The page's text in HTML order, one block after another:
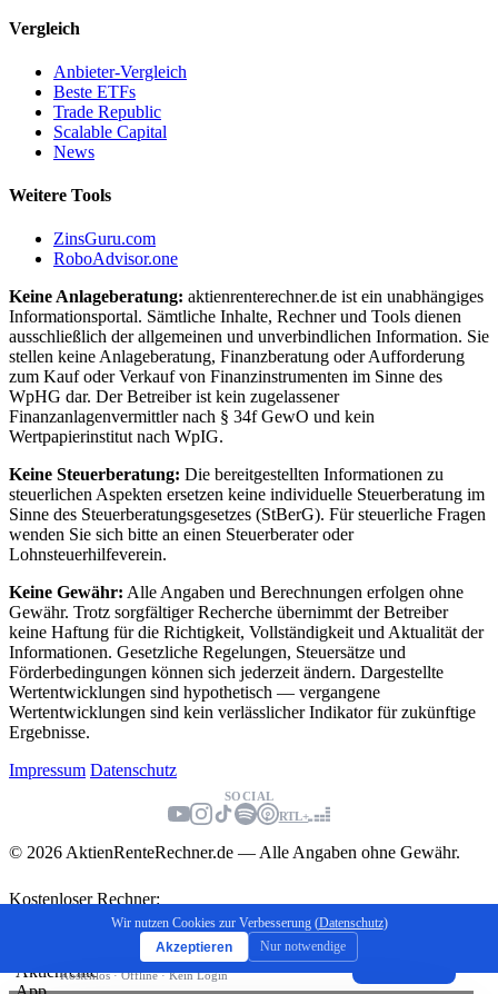
Vergleich
Anbieter-Vergleich
Beste ETFs
Trade Republic
Scalable Capital
News
Weitere Tools
ZinsGuru.com
RoboAdvisor.one
Keine Anlageberatung: aktienrenterechner.de ist ein unabhängiges
Informationsportal. Sämtliche Inhalte, Rechner und Tools dienen
ausschließlich der allgemeinen und unverbindlichen Information. Sie
stellen keine Anlageberatung, Finanzberatung oder Aufforderung
zum Kauf oder Verkauf von Finanzinstrumenten im Sinne des
WpHG dar. Der Betreiber ist kein zugelassener
Finanzanlagenvermittler nach § 34f GewO und kein
Wertpapierinstitut nach WpIG.
Keine Steuerberatung: Die bereitgestellten Informationen zu
steuerlichen Aspekten ersetzen keine individuelle Steuerberatung im
Sinne des Steuerberatungsgesetzes (StBerG). Für steuerliche Fragen
wenden Sie sich bitte an einen Steuerberater oder
Lohnsteuerhilfeverein.
Keine Gewähr: Alle Angaben und Berechnungen erfolgen ohne
Gewähr. Trotz sorgfältiger Recherche übernimmt der Betreiber
keine Haftung für die Richtigkeit, Vollständigkeit und Aktualität der
Informationen. Gesetzliche Regelungen, Steuersätze und
Förderbedingungen können sich jederzeit ändern. Dargestellte
Wertentwicklungen sind hypothetisch — vergangene
Wertentwicklungen sind kein verlässlicher Indikator für zukünftige
Ergebnisse.
Impressum Datenschutz
SOCIAL
RTL+
© 2026 AktienRenteRechner.de — Alle Angaben ohne Gewähr.
Wir nutzen Cookies zur Verbesserung (Datenschutz)
Akzeptieren
Nur notwendige
Kostenloser Rechner:
Endkapital berechnen
⇧
Aktienrente App
Kostenlos · Offline · Kein Login